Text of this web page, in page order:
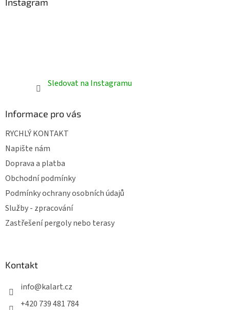
Sledovat na Instagramu
Informace pro vás
RYCHLÝ KONTAKT
Napište nám
Doprava a platba
Obchodní podmínky
Podmínky ochrany osobních údajů
Služby - zpracování
Zastřešení pergoly nebo terasy
Kontakt
info@kalart.cz
+420 739 481 784